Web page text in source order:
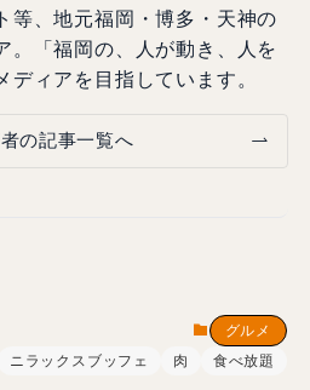
等、地元福岡・博多・天神の
。「福岡の、人が動き、人を
ィアを目指しています。
の記事一覧へ
グルメ
ニラックスブッフェ 肉 食べ放題